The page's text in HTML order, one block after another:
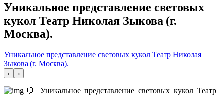
Уникальное представление световых
кукол Театр Николая Зыкова (г.
Москва).
Уникальное представление световых кукол Театр Николая
Зыкова (г. Москва).
‹ ›
💥 Уникальное представление световых кукол Театр